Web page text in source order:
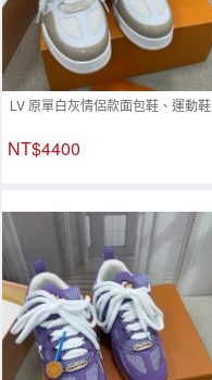
LV 原單白灰情侶款面包鞋、運動鞋
NT$4400